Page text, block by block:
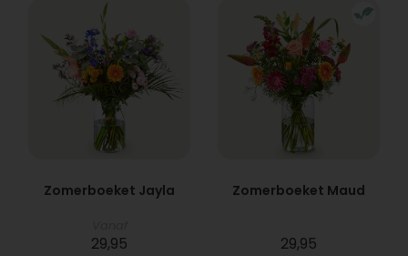
Zomerboeket Jayla
29,95
Zomerboeket Maud
29,95